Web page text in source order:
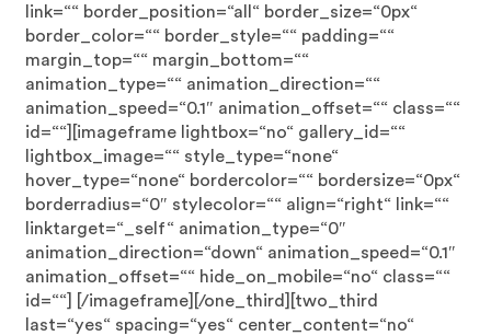
link=““ border_position=“all“ border_size=“0px“
border_color=““ border_style=““ padding=““
margin_top=““ margin_bottom=““
animation_type=““ animation_direction=““
animation_speed=“0.1″ animation_offset=““ class=““
id=““][imageframe lightbox=“no“ gallery_id=““
lightbox_image=““ style_type=“none“
hover_type=“none“ bordercolor=““ bordersize=“0px“
borderradius=“0″ stylecolor=““ align=“right“ link=““
linktarget=“_self“ animation_type=“0″
animation_direction=“down“ animation_speed=“0.1″
animation_offset=““ hide_on_mobile=“no“ class=““
id=““]
[/imageframe][/one_third][two_third
last=“yes“ spacing=“yes“ center_content=“no“